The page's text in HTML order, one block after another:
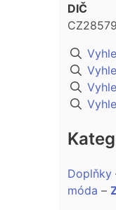
DIČ
Doplňky
móda –